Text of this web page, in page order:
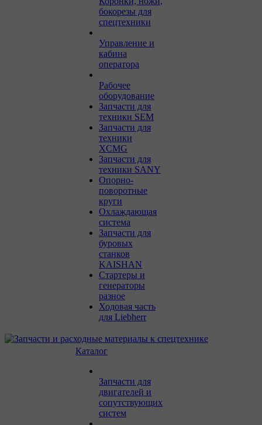
бокорезы для
спецтехники
Управление и
кабина
оператора
Рабочее
оборудование
Запчасти для
техники SEM
Запчасти для
техники
XCMG
Запчасти для
техники SANY
Опорно-
поворотные
круги
Охлаждающая
система
Запчасти для
буровых
станков
KAISHAN
Стартеры и
генераторы
разное
Ходовая часть
для Liebherr
Каталог
Запчасти для
двигателей и
сопутствующих
систем